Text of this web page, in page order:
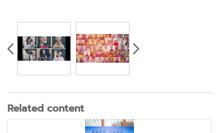
Related content